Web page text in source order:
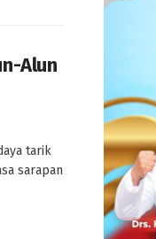
Alun
tarik
sarapan